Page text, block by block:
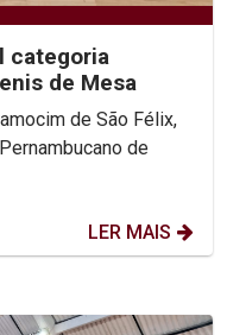
categoria
de Mesa
de São Félix,
de
LER MAIS